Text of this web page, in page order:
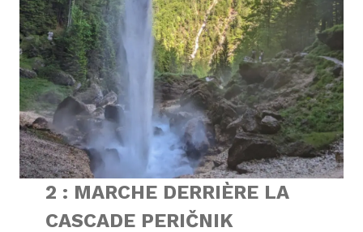
2 : MARCHE DERRIÈRE LA
CASCADE PERIČNIK